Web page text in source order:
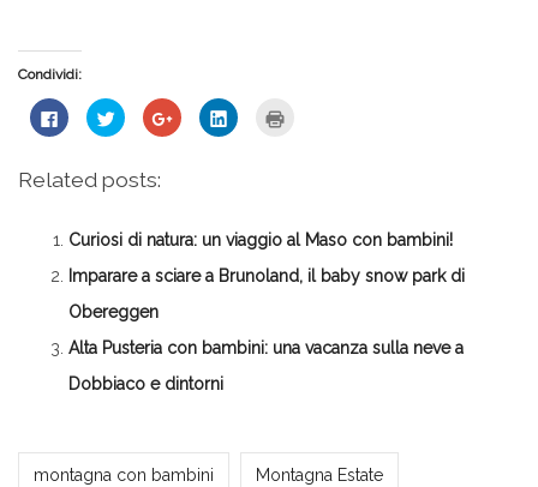
Condividi:
Fai
clic
su
Facebook
in
una
finestra)
Fai
clic
condividere
su
apre
in
nuova
finestra)
Fai
clic
in
nuova
finestra)
Fai
clic
apre
in
nuova
finestra)
una
nuova
Related posts:
Curiosi di natura: un viaggio al Maso con bambini!
Imparare a sciare a Brunoland, il baby snow park di
Obereggen
Alta Pusteria con bambini: una vacanza sulla neve a
Dobbiaco e dintorni
*Redazione*
montagna con bambini
Montagna Estate